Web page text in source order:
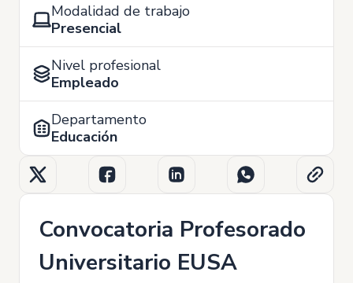
Modalidad de trabajo
Presencial
Nivel profesional
Empleado
Departamento
Educación
Convocatoria Profesorado
Universitario EUSA